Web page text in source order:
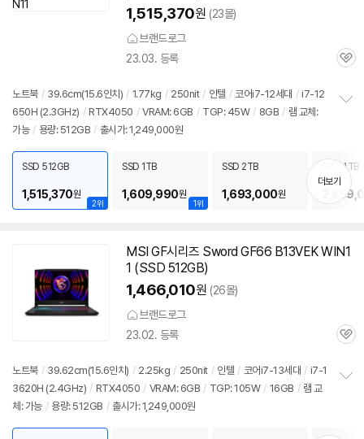
1,515,370원 (23몰)
브랜드로그
23.03. 등록
관
노트북 / 39.6cm(15.6인치) / 1.77kg / 250nit / 인텔 / 코어i7-12세대 / i7-12
650H (2.3GHz) / RTX4050 / VRAM: 6GB / TGP: 45W / 8GB / 램 교체:
가능 / 용량: 512GB / 출시가: 1,249,000원
치
기
2위
SSD 512GB
1,515,370원
1위
SSD 1TB
1,609,990원
SSD 2TB
1,693,000원
SSD 4TB
더보기
MSI GF시리즈 Sword GF66 B13VEK WIN1
1 (SSD 512GB)
1,466,010원 (26몰)
브랜드로그
23.02. 등록
관
노트북 / 39.62cm(15.6인치) / 2.25kg / 250nit / 인텔 / 코어i7-13세대 / i7-1
3620H (2.4GHz) / RTX4050 / VRAM: 6GB / TGP: 105W / 16GB / 램 교
체: 가능 / 용량: 512GB / 출시가: 1,249,000원